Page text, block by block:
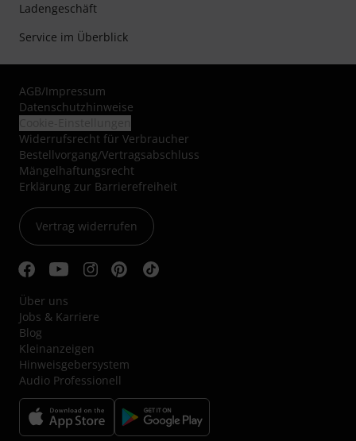
Ladengeschäft
Service im Überblick
AGB/Impressum
Datenschutzhinweise
Widerrufsrecht für Verbraucher
Bestellvorgang/Vertragsabschluss
Mängelhaftungsrecht
Erklärung zur Barrierefreiheit
Vertrag widerrufen
Über uns
Jobs & Karriere
Blog
Kleinanzeigen
Hinweisgebersystem
Audio Professionell